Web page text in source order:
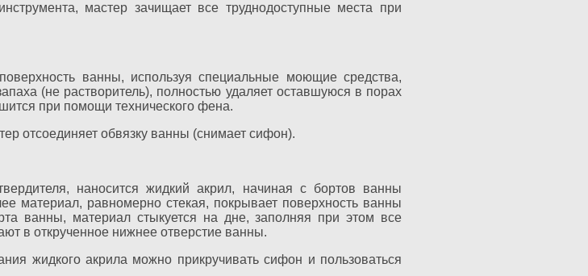
мастер зачищает все труднодоступные места при
ванны, используя специальные моющие средства,
(не растворитель), полностью удаляет оставшуюся в порах
при помощи технического фена.
отсоединяет обвязку ванны (снимает сифон).
наносится жидкий акрил, начиная с бортов ванны
материал, равномерно стекая, покрывает поверхность ванны
ванны, материал стыкуется на дне, заполняя при этом все
в открученное нижнее отверстие ванны.
жидкого акрила можно прикручивать сифон и пользоваться